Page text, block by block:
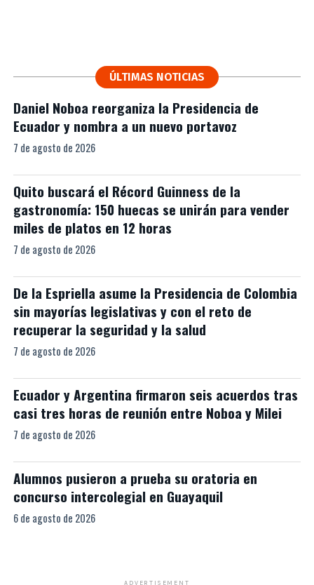
ÚLTIMAS NOTICIAS
Daniel Noboa reorganiza la Presidencia de
Ecuador y nombra a un nuevo portavoz
7 de agosto de 2026
Quito buscará el Récord Guinness de la
gastronomía: 150 huecas se unirán para vender
miles de platos en 12 horas
7 de agosto de 2026
De la Espriella asume la Presidencia de Colombia
sin mayorías legislativas y con el reto de
recuperar la seguridad y la salud
7 de agosto de 2026
Ecuador y Argentina firmaron seis acuerdos tras
casi tres horas de reunión entre Noboa y Milei
7 de agosto de 2026
Alumnos pusieron a prueba su oratoria en
concurso intercolegial en Guayaquil
6 de agosto de 2026
ADVERTISEMENT